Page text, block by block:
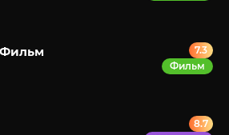
7.3
Фильм
8.7